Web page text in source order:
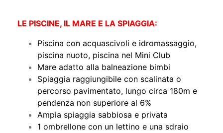
LE PISCINE, IL MARE E LA SPIAGGIA:
Piscina con acquascivoli e idromassaggio,
piscina nuoto, piscina nel Mini Club
Mare adatto alla balneazione bimbi
Spiaggia raggiungibile con scalinata o
percorso pavimentato, lungo circa 180m e
pendenza non superiore al 6%
Ampia spiaggia sabbiosa e privata
1 ombrellone con un lettino e una sdraio